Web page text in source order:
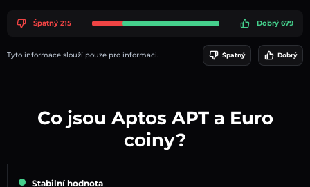
Špatný 215 Dobrý 679
Tyto informace slouží pouze pro informaci. Špatný Dobrý
Co jsou Aptos APT a Euro
coiny?
Stabilní hodnota